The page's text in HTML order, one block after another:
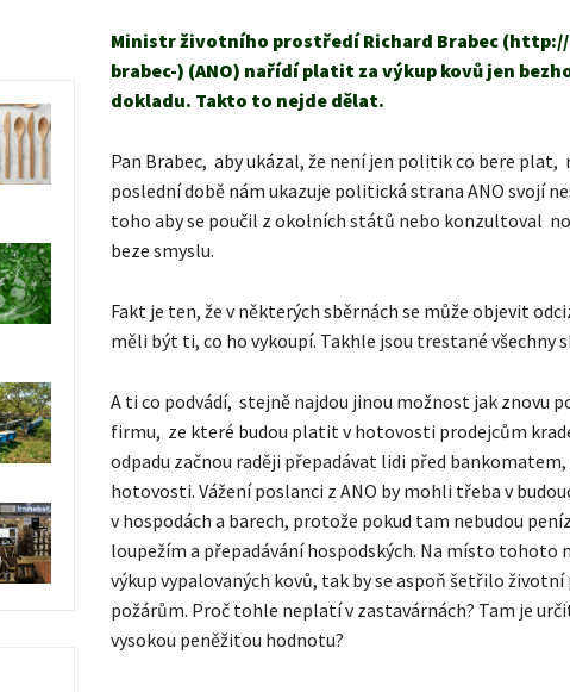
Ministr životního prostředí Richard Brabec
brabec-) (ANO) nařídí platit za výkup kovů jen
dokladu. Takto to nejde dělat.
Pan Brabec, aby ukázal, že není jen politik co bere plat,
poslední době nám ukazuje politická strana ANO svojí
toho aby se poučil z okolních států nebo konzultoval
beze smyslu.
Fakt je ten, že v některých sběrnách se může objevit
měli být ti, co ho vykoupí. Takhle jsou trestané všechny
A ti co podvádí, stejně najdou jinou možnost jak znovu
firmu, ze které budou platit v hotovosti prodejcům
odpadu začnou raději přepadávat lidi před
hotovosti. Vážení poslanci z ANO by mohli třeba v
v hospodách a barech, protože pokud tam nebudou
loupežím a přepadávání hospodských. Na místo tohoto
výkup vypalovaných kovů, tak by se aspoň šetřilo
požárům. Proč tohle neplatí v zastavárnách? Tam je
vysokou peněžitou hodnotu?